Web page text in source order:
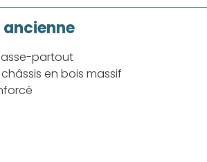
partout
en bois massif